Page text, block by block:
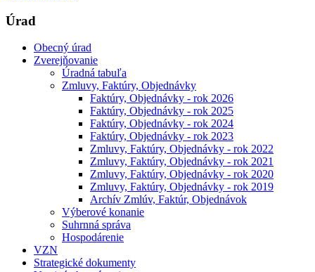
Úrad
Obecný úrad
Zverejňovanie
Úradná tabuľa
Zmluvy, Faktúry, Objednávky
Faktúry, Objednávky - rok 2026
Faktúry, Objednávky - rok 2025
Faktúry, Objednávky - rok 2024
Faktúry, Objednávky - rok 2023
Zmluvy, Faktúry, Objednávky - rok 2022
Zmluvy, Faktúry, Objednávky - rok 2021
Zmluvy, Faktúry, Objednávky - rok 2020
Zmluvy, Faktúry, Objednávky - rok 2019
Archív Zmlúv, Faktúr, Objednávok
Výberové konanie
Suhrnná správa
Hospodárenie
VZN
Strategické dokumenty